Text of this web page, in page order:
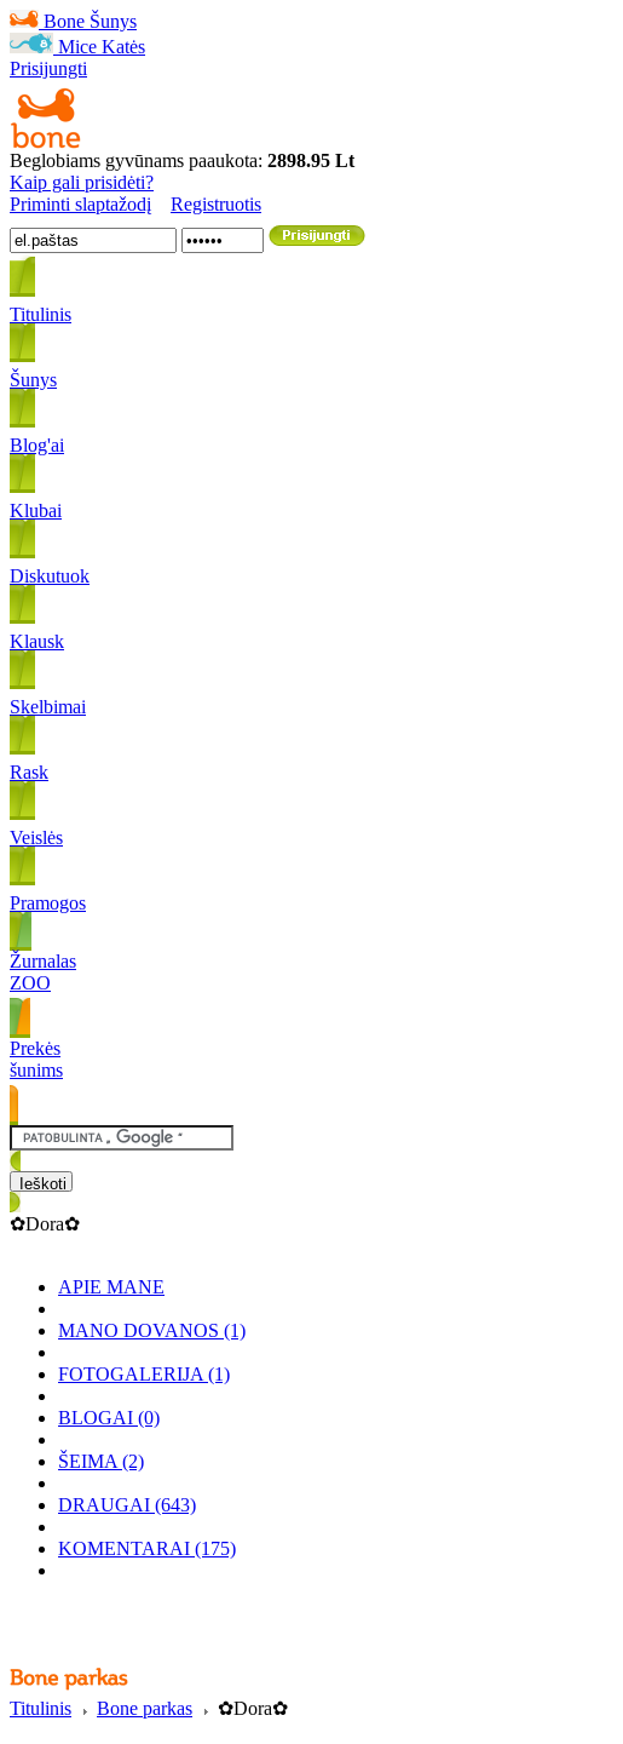
Bone Šunys
Mice Katės
Prisijungti
Beglobiams gyvūnams paaukota: 2898.95 Lt
Kaip gali prisidėti?
Priminti slaptažodį
Registruotis
Titulinis
Šunys
Blog'ai
Klubai
Diskutuok
Klausk
Skelbimai
Rask
Veislės
Pramogos
Žurnalas
ZOO
Prekės
šunims
✿Dora✿
APIE MANE
MANO DOVANOS (1)
FOTOGALERIJA (1)
BLOGAI (0)
ŠEIMA (2)
DRAUGAI (643)
KOMENTARAI (175)
Titulinis Bone parkas ✿Dora✿